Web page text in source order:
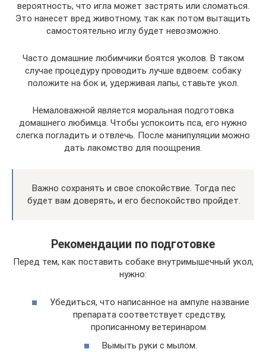
вероятность, что игла может застрять или сломаться.
Это нанесет вред животному, так как потом вытащить
самостоятельно иглу будет невозможно.
Часто домашние любимчики боятся уколов. В таком
случае процедуру проводить лучше вдвоем: собаку
положите на бок и, удерживая лапы, ставьте укол.
Немаловажной является моральная подготовка
домашнего любимца. Чтобы успокоить пса, его нужно
слегка погладить и отвлечь. После манипуляции можно
дать лакомство для поощрения.
Важно сохранять и свое спокойствие. Тогда пес
будет вам доверять, и его беспокойство пройдет.
Рекомендации по подготовке
Перед тем, как поставить собаке внутримышечный укол,
нужно:
Убедиться, что написанное на ампуле название
препарата соответствует средству,
прописанному ветеринаром.
Вымыть руки с мылом.